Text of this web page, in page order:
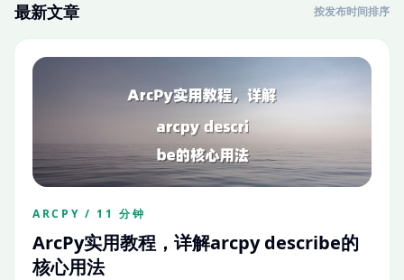
最新文章 按发布时间排序
ARCPY / 11 分钟
ArcPy实用教程，详解arcpy describe的
核心用法